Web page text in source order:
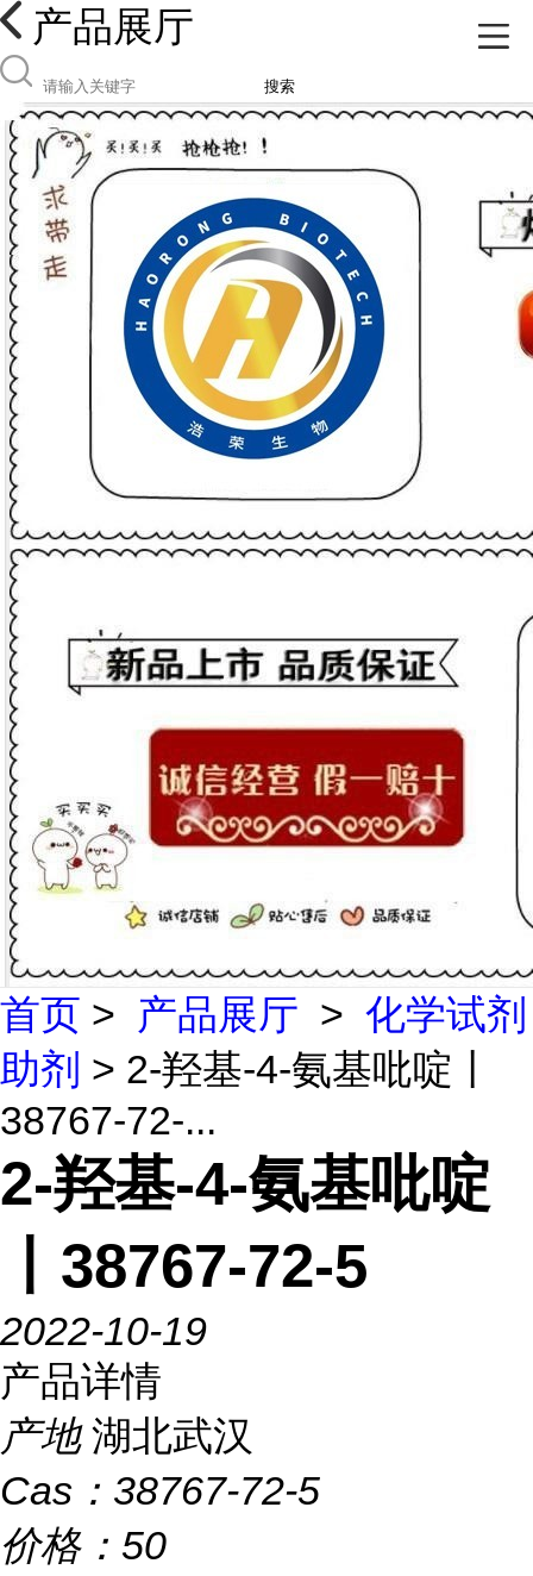
产品展厅
搜索
首页 > 产品展厅 > 化学试剂
助剂 > 2-羟基-4-氨基吡啶丨
38767-72-...
2-羟基-4-氨基吡啶
丨38767-72-5
2022-10-19
产品详情
产地 湖北武汉
Cas： 38767-72-5
价格： 50